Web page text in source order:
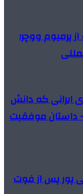
پرمیوم ووچر؛
ایرانی که دانش
داستان موفقیت
پور پس از فوت